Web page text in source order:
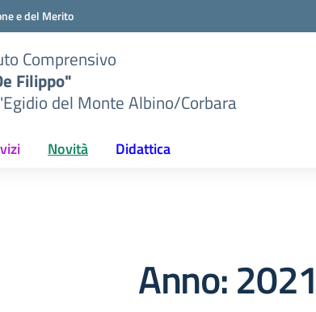
strumenti
e del Merito
Comprensivo
Filippo"
del Monte Albino/Corbara
Novità Didattica
Anno:2021